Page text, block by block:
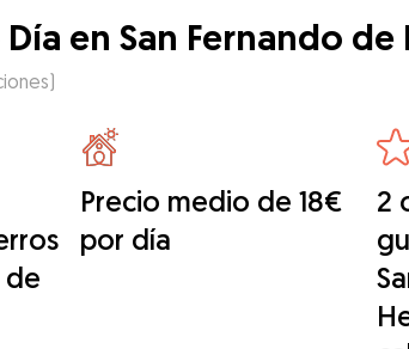
en San Fernando de
)
de
Precio medio de 18€
por día
2